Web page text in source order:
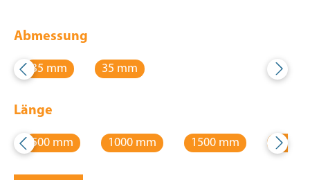
Abmessung
35 mm 35 mm
Länge
500 mm 1000 mm 1500 mm 2000